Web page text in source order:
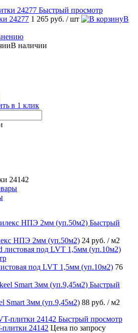
Быстрый просмотр
24277 1 265 руб. / шт
В
В наличии
в 1 клик
24142
Быстрый
НПЭ 2мм (уп.50м2) 24 руб. / м2
под LVT 1,5мм (уп.10м2) 76
Быстрый
Smart 3мм (уп.9,45м2) 88 руб. / м2
Быстрый просмотр
24142 Цена по запросу